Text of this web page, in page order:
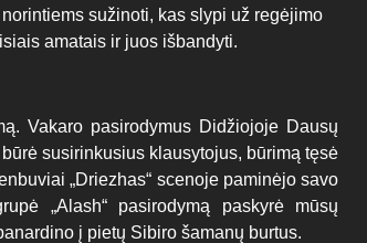
sužinoti, kas slypi už regėjimo
amatais ir juos išbandyti.
Vakaro pasirodymus Didžiojoje Dausų
susirinkusius klausytojus, būrimą tęsė
„Driezhas“ scenoje paminėjo savo
„Alash“ pasirodymą paskyrė mūsų
į pietų Sibiro šamanų burtus.